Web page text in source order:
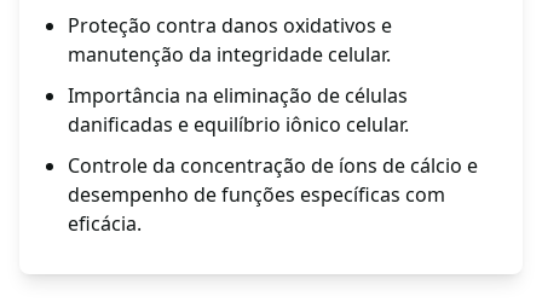
Proteção contra danos oxidativos e
manutenção da integridade celular.
Importância na eliminação de células
danificadas e equilíbrio iônico celular.
Controle da concentração de íons de cálcio e
desempenho de funções específicas com
eficácia.